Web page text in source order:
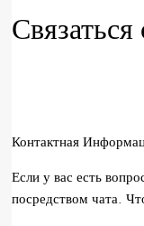
Контактная
Если у вас есть
посредством чата.